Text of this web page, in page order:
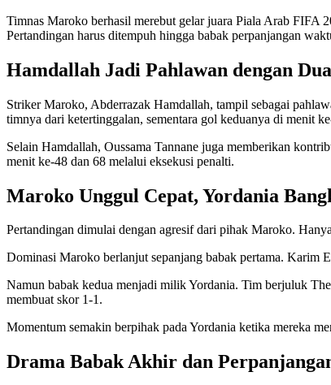
Timnas Maroko berhasil merebut gelar juara Piala Arab FIFA
Pertandingan harus ditempuh hingga babak perpanjangan
Hamdallah Jadi Pahlawan dengan
Striker Maroko, Abderrazak Hamdallah, tampil sebagai
timnya dari ketertinggalan, sementara gol keduanya di menit
Selain Hamdallah, Oussama Tannane juga memberikan
menit ke-48 dan 68 melalui eksekusi penalti.
Maroko Unggul Cepat, Yordania
Pertandingan dimulai dengan agresif dari pihak Maroko.
Dominasi Maroko berlanjut sepanjang babak pertama. Karim
Namun babak kedua menjadi milik Yordania. Tim berjuluk
membuat skor 1-1.
Momentum semakin berpihak pada Yordania ketika mereka
Drama Babak Akhir dan